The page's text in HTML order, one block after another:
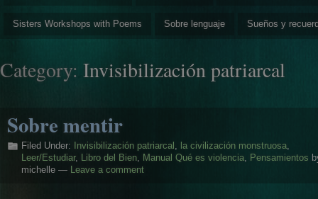
Sisters Workshops with Poems Sobre lenguaje Sueños y
Category: Invisibilización patriarcal
Sobre mentir
Filed Under: Invisibilización patriarcal , la civilización monstruosa,
Leer/Estudiar, Libro del Bien, Manual Qué es violencia, Pensamientos
michelle — Leave a comment